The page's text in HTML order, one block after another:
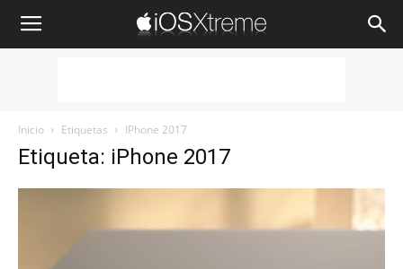
iOSXtreme
Inicio Etiquetas IPhone 2017
Etiqueta: iPhone 2017